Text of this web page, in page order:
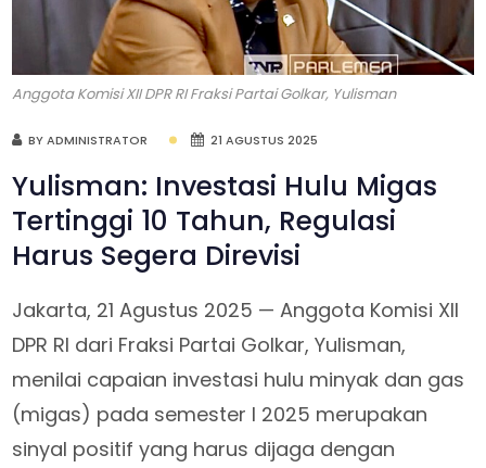
Anggota Komisi XII DPR RI Fraksi Partai Golkar, Yulisman
BY ADMINISTRATOR 21 AGUSTUS 2025
Yulisman: Investasi Hulu Migas
Tertinggi 10 Tahun, Regulasi
Harus Segera Direvisi
Jakarta, 21 Agustus 2025 — Anggota Komisi XII
DPR RI dari Fraksi Partai Golkar, Yulisman,
menilai capaian investasi hulu minyak dan gas
(migas) pada semester I 2025 merupakan
sinyal positif yang harus dijaga dengan